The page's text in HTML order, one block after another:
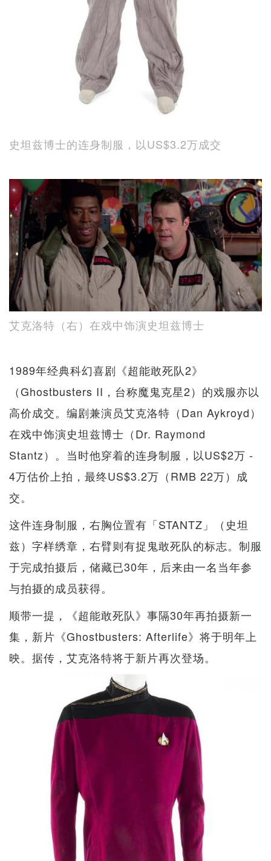
史坦兹博士的连身制服，以US$3.2万成交
艾克洛特（右）在戏中饰演史坦兹博士
1989年经典科幻喜剧《超能敢死队2》
（Ghostbusters II，台称魔鬼克星2）的戏服亦以
高价成交。编剧兼演员艾克洛特（Dan Aykroyd）
在戏中饰演史坦兹博士（Dr. Raymond
Stantz）。当时他穿着的连身制服，以US$2万 -
4万估价上拍，最终US$3.2万（RMB 22万）成
交。
这件连身制服，右胸位置有「STANTZ」（史坦
兹）字样绣章，右臂则有捉鬼敢死队的标志。制服
于完成拍摄后，储藏已30年，后来由一名当年参
与拍摄的成员获得。
顺带一提，《超能敢死队》事隔30年再拍摄新一
集，新片《Ghostbusters: Afterlife》将于明年上
映。据传，艾克洛特将于新片再次登场。